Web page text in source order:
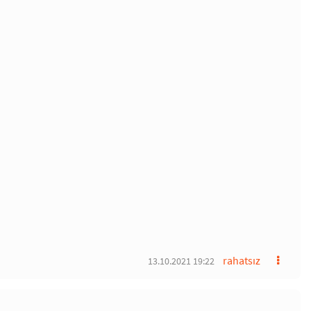
rahatsız
13.10.2021 19:22